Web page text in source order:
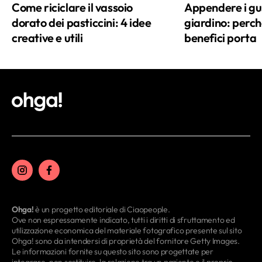
Come riciclare il vassoio
dorato dei pasticcini: 4 idee
creative e utili
Appendere i
giardino:
benefici porta
Ohga!è un progetto editoriale di Ciaopeople.
Ove non espressamente indicato, tutti i diritti di sfruttamento ed
utilizzazione economica del materiale fotografico presente sul sito
Ohga! sono da intendersi di proprietà del fornitore Getty Images.
Le informazioni fornite su questo sito sono progettate per